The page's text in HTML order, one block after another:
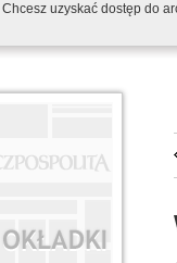
Chcesz uzyskać dostęp do